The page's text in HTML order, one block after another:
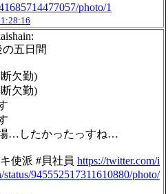
photo/1
五日間
欠勤)
欠勤)
…したかったっすね…
使派 #貝社員 https://twitter.com/i
945552517311610880/photo/